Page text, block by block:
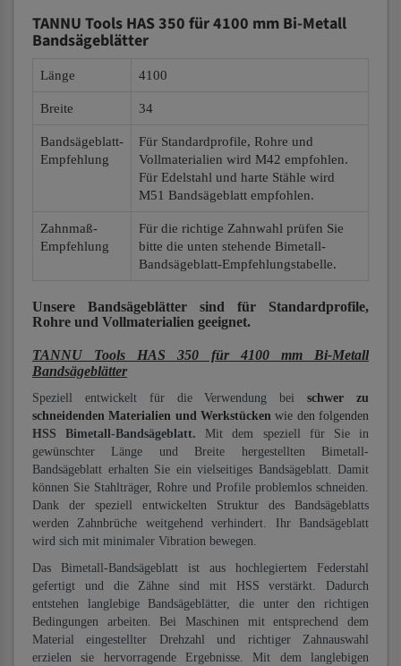
TANNU Tools HAS 350 für 4100 mm Bi-Metall
Bandsägeblätter
Länge 4100
Breite 34
Bandsägeblatt-
Empfehlung
Für Standardprofile, Rohre und
Vollmaterialien wird M42 empfohlen.
Für Edelstahl und harte Stähle wird
M51 Bandsägeblatt empfohlen.
Zahnmaß-
Empfehlung
Für die richtige Zahnwahl prüfen Sie
bitte die unten stehende Bimetall-
Bandsägeblatt-Empfehlungstabelle.
Unsere Bandsägeblätter sind für Standardprofile,
Rohre und Vollmaterialien geeignet.
TANNU Tools HAS 350 für 4100 mm Bi-Metall
Bandsägeblätter
Speziell entwickelt für die Verwendung beischwer zu
schneidenden Materialien und Werkstücken wie den folgenden
HSS Bimetall-Bandsägeblatt. Mit dem speziell für Sie in
gewünschter Länge und Breite hergestellten Bimetall-
Bandsägeblatt erhalten Sie ein vielseitiges Bandsägeblatt. Damit
können Sie Stahlträger, Rohre und Profile problemlos schneiden.
Dank der speziell entwickelten Struktur des Bandsägeblatts
werden Zahnbrüche weitgehend verhindert. Ihr Bandsägeblatt
wird sich mit minimaler Vibration bewegen.
Das Bimetall-Bandsägeblatt ist aus hochlegiertem Federstahl
gefertigt und die Zähne sind mit HSS verstärkt. Dadurch
entstehen langlebige Bandsägeblätter, die unter den richtigen
Bedingungen arbeiten. Bei Maschinen mit entsprechend dem
Material eingestellter Drehzahl und richtiger Zahnauswahl
erzielen sie hervorragende Ergebnisse. Mit dem langlebigen